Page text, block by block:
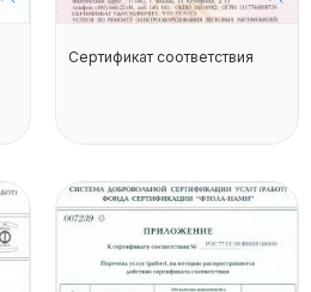
Сертификат соответствия